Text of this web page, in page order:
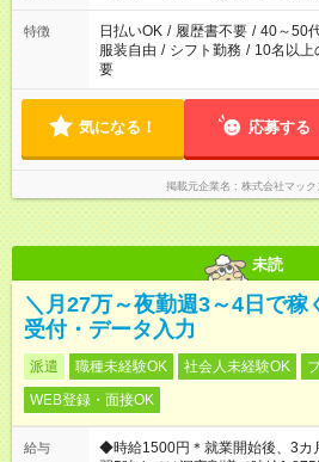
特徴 日払いOK / 履歴書不要 / 40～50
服装自由 / シフト勤務 / 10名以上
要
気になる！ 応募する
掲載元企業名 株式会社マック
未読
＼月27万～夜勤週3～4日で稼
受付・データ入力
派遣 職種未経験OK 社会人未経験OK
WEB登録・面接OK
給与
◆時給1500円＊就業開始後、3カ